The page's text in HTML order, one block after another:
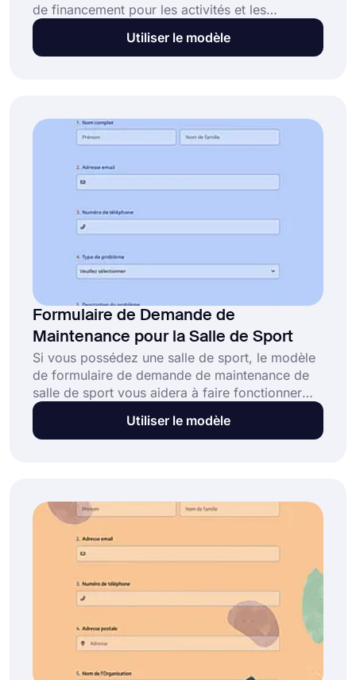
de financement pour les activités et les
programmes au sein de l'église. Cela permet
aux ministères de collecter une proposition de
ministère de l'église pour créer votre formulaire
en ligne dès aujourd'hui !
Utiliser le modèle
Formulaire de Demande de
Maintenance pour la Salle de Sport
Si vous possédez une salle de sport, le modèle
de formulaire de demande de maintenance de
salle de sport vous aidera à faire fonctionner
votre équipement de salle de sport de manière
plus fluide. Les employés peuvent
sport qui ont créé ce formulaire. Créez votre
propre formulaire et partagez-le avec
forms.app!
Utiliser le modèle